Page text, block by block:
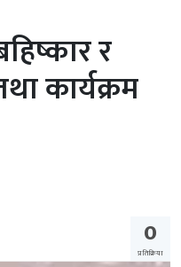
र
कार्यक्रम
0
प्रतिक्रिया